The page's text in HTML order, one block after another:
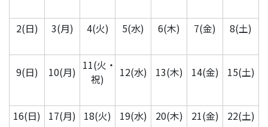
2(日) 3(月) 4(火) 5(水) 6(木) 7(金) 8(土)
9(日) 10(月) 11(火・
祝)
12(水) 13(木) 14(金) 15(土)
16(日) 17(月) 18(火) 19(水) 20(木) 21(金) 22(土)